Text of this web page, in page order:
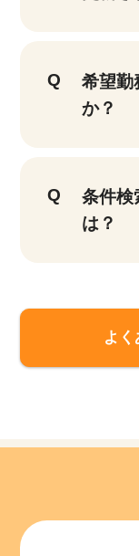
希望勤
か？
条件検
は？
よ